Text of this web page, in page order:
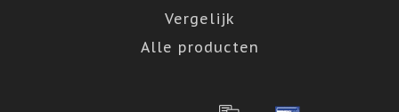
Vergelijk
Alle producten